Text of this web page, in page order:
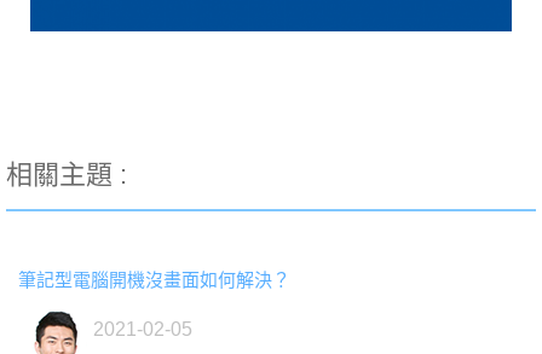
相關主題 :
筆記型電腦開機沒畫面如何解決？
2021-02-05